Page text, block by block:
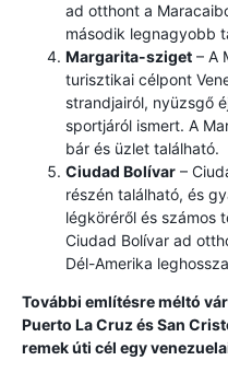
ad otthont a
második legnagyobb
Margarita-sziget – A
turisztikai célpont
strandjairól, nyüzsgő
sportjáról ismert. A
bár és üzlet található.
Ciudad Bolívar –
részén található, és
légköréről és számos
Ciudad Bolívar ad
Dél-Amerika
További említésre méltó
Puerto La Cruz és San
remek úti cél egy